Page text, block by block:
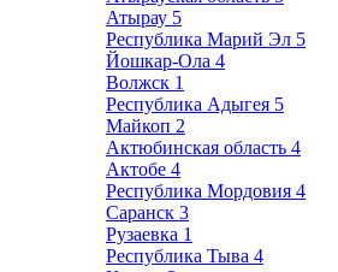
Атырау 5
Республика Марий Эл 5
Йошкар-Ола 4
Волжск 1
Республика Адыгея 5
Майкоп 2
Актюбинская область 4
Актобе 4
Республика Мордовия 4
Саранск 3
Рузаевка 1
Республика Тыва 4